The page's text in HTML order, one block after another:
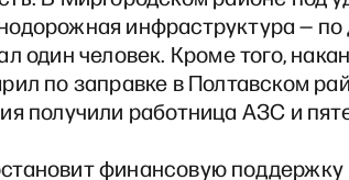
инфраструктура —
один человек. Кроме того,
по заправке в Полтавском
получили работница АЗС и
финансовую поддержку